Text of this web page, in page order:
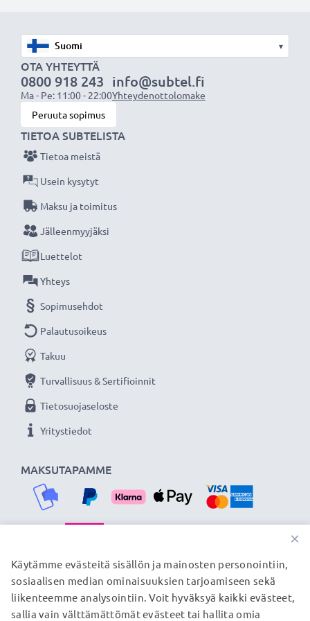
oikein tupakansytyttimeen
✔ Pienikokoinen: sopii erinomaisesti autoon
Tekniset tiedot:
Tuotemerkki: subtel autolaturi
Tulo / Input:12V / 24V
Liitäntä 1:3.5mm
Lähtöjännite / Output Volttia:
Teho / Power Watt:
Kaapelin pituus:1.5m
★ 3 vuoden takuu ★
Olemme vuonna 2004 perustettu kansainvälinen
verkkokauppa, joka tarjoaa laadukkaita tuotteita, ja
siksi tarjoamme 36 kuukauden takuun!
▾
OTA YHTEYTTÄ
0800 918 243
Ma - Pe: 11:00 - 22:00
info@subtel.fi
Yhteydenottolomake
Peruuta sopimus
MAKSUTAPAMME
TIETOA SUBTELISTA
Tietoa meistä
Usein kysytyt
Maksu ja toimitus
Jälleenmyyjäksi
Luettelot
Yhteys
Sopimusehdot
Palautusoikeus
Takuu
Turvallisuus & Sertifioinnit
Tietosuojaseloste
Yritystiedot
TOIMITUSKUMPPANIMME
© subtel.fi 2026
×
Käytämme evästeitä sisällön ja mainosten personointiin,
sosiaalisen median ominaisuuksien tarjoamiseen sekä
liikenteemme analysointiin. Voit hyväksyä kaikki evästeet,
sallia vain välttämättömät evästeet tai hallita omia